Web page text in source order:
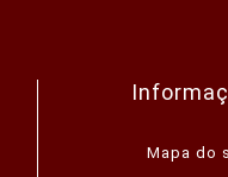
Mapa do